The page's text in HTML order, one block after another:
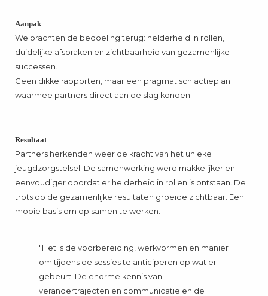
Aanpak
We brachten de bedoeling terug: helderheid in rollen,
duidelijke afspraken en zichtbaarheid van gezamenlijke
successen.
Geen dikke rapporten, maar een pragmatisch actieplan
waarmee partners direct aan de slag konden.
Resultaat
Partners herkenden weer de kracht van het unieke
jeugdzorgstelsel. De samenwerking werd makkelijker en
eenvoudiger doordat er helderheid in rollen is ontstaan. De
trots op de gezamenlijke resultaten groeide zichtbaar. Een
mooie basis om op samen te werken.
"Het is de voorbereiding, werkvormen en manier
om tijdens de sessies te anticiperen op wat er
gebeurt. De enorme kennis van
verandertrajecten en communicatie en de